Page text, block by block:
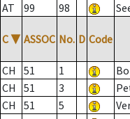
AT
99 98
C ▼ ASSOC No. D Code
CH 51 1
CH
51 3
CH
51 5